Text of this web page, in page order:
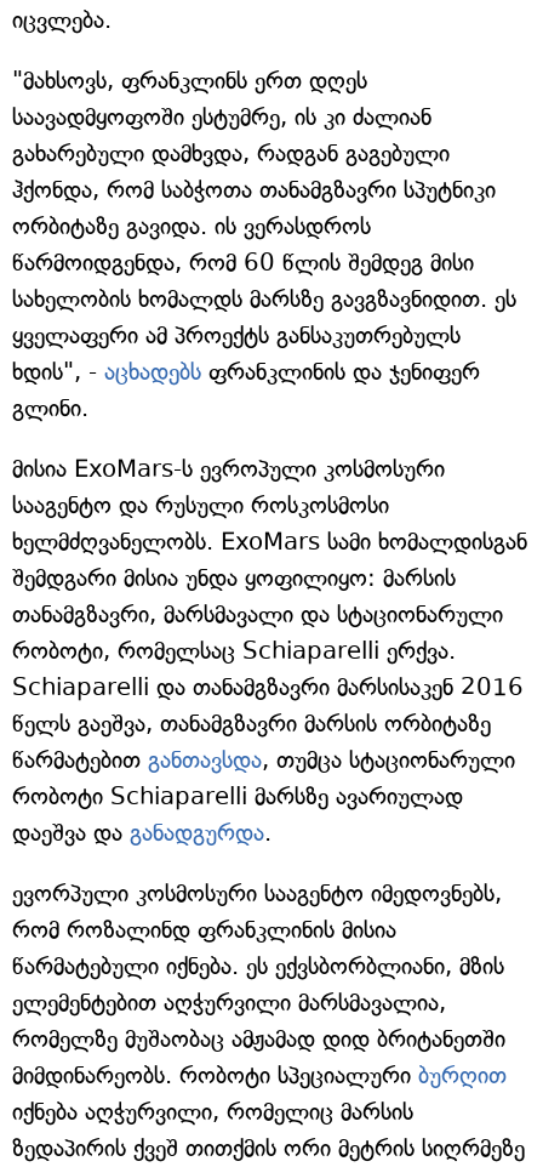
იცვლება.
"მახსოვს, ფრანკლინს ერთ დღეს
საავადმყოფოში ესტუმრე, ის კი ძალიან
გახარებული დამხვდა, რადგან გაგებული
ჰქონდა, რომ საბჭოთა თანამგზავრი სპუტნიკი
ორბიტაზე გავიდა. ის ვერასდროს
წარმოიდგენდა, რომ 60 წლის შემდეგ მისი
სახელობის ხომალდს მარსზე გავგზავნიდით. ეს
ყველაფერი ამ პროექტს განსაკუთრებულს
ხდის", - აცხადებს ფრანკლინის და ჯენიფერ
გლინი.
მისია ExoMars-ს ევროპული კოსმოსური
სააგენტო და რუსული როსკოსმოსი
ხელმძღვანელობს. ExoMars სამი ხომალდისგან
შემდგარი მისია უნდა ყოფილიყო: მარსის
თანამგზავრი, მარსმავალი და სტაციონარული
რობოტი, რომელსაც Schiaparelli ერქვა.
Schiaparelli და თანამგზავრი მარსისაკენ 2016
წელს გაეშვა, თანამგზავრი მარსის ორბიტაზე
წარმატებით განთავსდა, თუმცა სტაციონარული
რობოტი Schiaparelli მარსზე ავარიულად
დაეშვა და განადგურდა.
ევორპული კოსმოსური სააგენტო იმედოვნებს,
რომ როზალინდ ფრანკლინის მისია
წარმატებული იქნება. ეს ექვსბორბლიანი, მზის
ელემენტებით აღჭურვილი მარსმავალია,
რომელზე მუშაობაც ამჟამად დიდ ბრიტანეთში
მიმდინარეობს. რობოტი სპეციალური ბურღით
იქნება აღჭურვილი, რომელიც მარსის
ზედაპირის ქვეშ თითქმის ორი მეტრის სიღრმეზე